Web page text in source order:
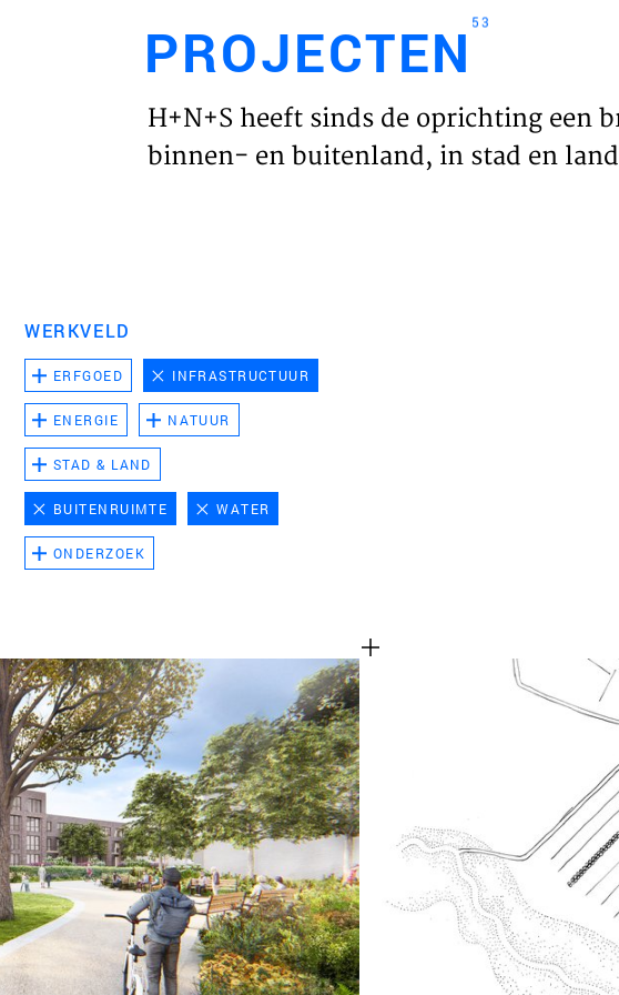
HOME
PROJECTEN53
H+N+S heeft sinds de oprichting een
binnen- en buitenland, in stad en
WERKVELD
ERFGOED INFRASTRUCTUUR
ENERGIE NATUUR
STAD & LAND
BUITENRUIMTE WATER
ONDERZOEK